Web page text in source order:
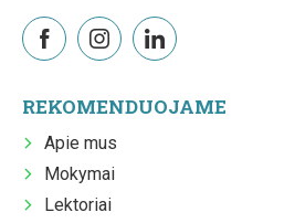
REKOMENDUOJAME
Apie mus
Mokymai
Lektoriai